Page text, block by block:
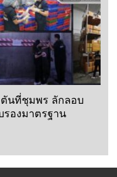
ตันที่ชุมพร ลักลอบ
องมาตรฐาน